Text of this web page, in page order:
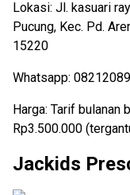
Lokasi: Jl. kasuari
Pucung, Kec. Pd.
15220
Whatsapp:
Harga: Tarif bulanan
Rp3.500.000
Jackids